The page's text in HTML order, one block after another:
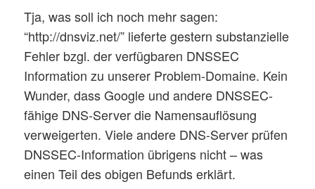
Tja, was soll ich noch mehr sagen:
“http://dnsviz.net/” lieferte gestern substanzielle
Fehler bzgl. der verfügbaren DNSSEC
Information zu unserer Problem-Domaine. Kein
Wunder, dass Google und andere DNSSEC-
fähige DNS-Server die Namensauflösung
verweigerten. Viele andere DNS-Server prüfen
DNSSEC-Information übrigens nicht – was
einen Teil des obigen Befunds erklärt.